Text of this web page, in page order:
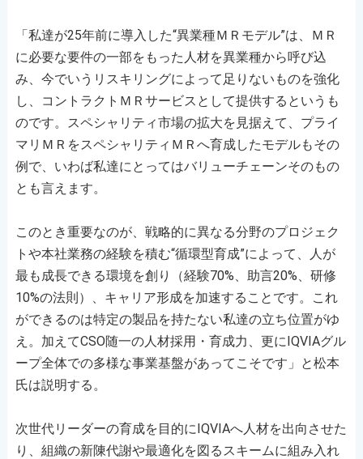
「私達が25年前に導入した“異業種ＭＲモデル”は、ＭＲ
に必要な要件の一部をもった人材を異業種から呼び込
み、今でいうリスキリングによって足りないものを強化
し、コントラクトＭＲサービスとして提供するというも
のです。スペシャリティ市場の拡大を見据えて、プライ
マリＭＲをスペシャリティＭＲへ育成したモデルもその
例で、いわば私達にとってはバリューチェーンそのもの
とも言えます。
このとき重要なのが、戦略的に異なる分野のプロジェク
トや本社業務の経験を積む“循環型育成”によって、人が
最も成長できる環境を創り（経験70%、助言20%、研修
10%の法則）、キャリア形成を加速することです。これ
ができるのは特定の製品を持たない私達の立ち位置がゆ
え。加えてCSO随一の人材採用・育成力、更にIQVIAグル
ープ全体での多様な事業基盤があってこそです」と松本
氏は説明する。
次世代リーダーの育成を目的にIQVIAへ人材を出向させた
り、組織の新陳代謝や最適化を図るスキームに組み入れ